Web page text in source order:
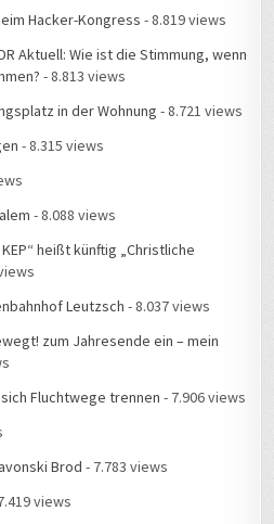
Hacker-Kongress - 8.819 views
Aktuell: Wie ist die Stimmung, wenn
- 8.813 views
in der Wohnung - 8.721 views
- 8.315 views
- 8.088 views
heißt künftig „Christliche
Leutzsch - 8.037 views
zum Jahresende ein – mein
Fluchtwege trennen - 7.906 views
Brod - 7.783 views
views